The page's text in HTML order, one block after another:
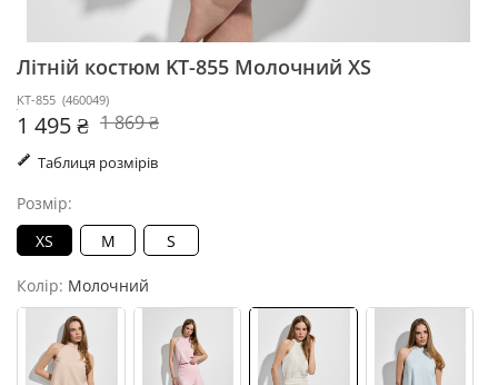
Літній костюм KT-855 Молочний XS
KT-855 (460049)
1 495 ₴ 1 869 ₴
Таблиця розмірів
Розмір:
XS
M S
Колір: Молочний